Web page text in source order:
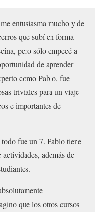
entusiasma mucho y de
que subí en forma
pero sólo empecé a
de aprender
como Pablo, fue
triviales para un viaje
e importantes de
fue un 7. Pablo tiene
además de
que los otros cursos